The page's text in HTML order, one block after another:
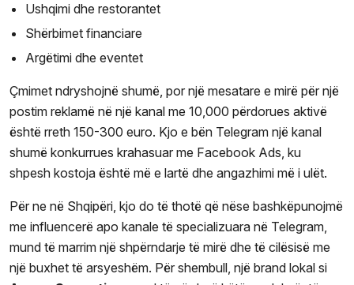
Ushqimi dhe restorantet
Shërbimet financiare
Argëtimi dhe eventet
Çmimet ndryshojnë shumë, por një mesatare e mirë për një
postim reklamë në një kanal me 10,000 përdorues aktivë
është rreth 150-300 euro. Kjo e bën Telegram një kanal
shumë konkurrues krahasuar me Facebook Ads, ku
shpesh kostoja është më e lartë dhe angazhimi më i ulët.
Për ne në Shqipëri, kjo do të thotë që nëse bashkëpunojmë
me influencerë apo kanale të specializuara në Telegram,
mund të marrim një shpërndarje të mirë dhe të cilësisë me
një buxhet të arsyeshëm. Për shembull, një brand lokal si